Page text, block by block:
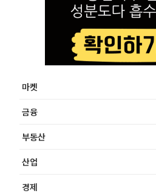
마켓
금융
부동산
산업
경제